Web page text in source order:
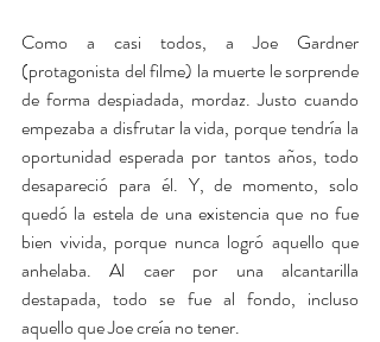
Como a casi todos, a Joe Gardner
(protagonista del filme) la muerte le sorprende
de forma despiadada, mordaz. Justo cuando
empezaba a disfrutar la vida, porque tendría la
oportunidad esperada por tantos años, todo
desapareció para él. Y, de momento, solo
quedó la estela de una existencia que no fue
bien vivida, porque nunca logró aquello que
anhelaba. Al caer por una alcantarilla
destapada, todo se fue al fondo, incluso
aquello que Joe creía no tener.